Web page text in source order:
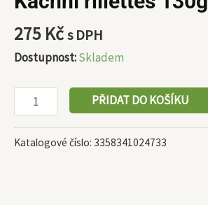
275 Kčs DPH
Dostupnost:Skladem
PŘIDAT DO KOŠÍKU
Katalogové číslo: 3358341024733